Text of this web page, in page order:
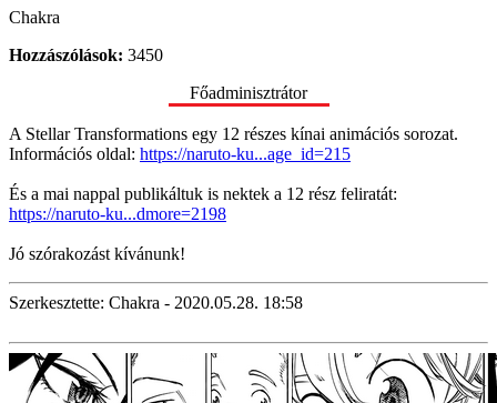
Chakra
Hozzászólások: 3450
Főadminisztrátor
A Stellar Transformations egy 12 részes kínai animációs sorozat.
Információs oldal: https://naruto-ku...age_id=215
És a mai nappal publikáltuk is nektek a 12 rész feliratát:
https://naruto-ku...dmore=2198
Jó szórakozást kívánunk!
Szerkesztette: Chakra - 2020.05.28. 18:58